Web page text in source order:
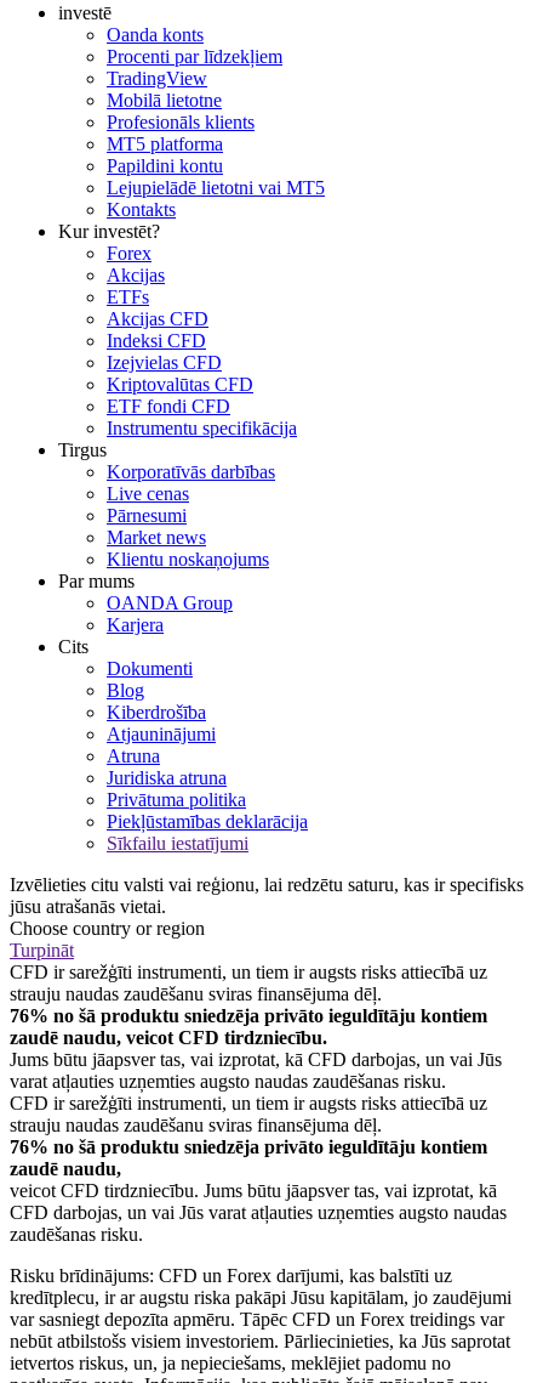
investē
Oanda konts
Procenti par līdzekļiem
TradingView
Mobilā lietotne
Profesionāls klients
MT5 platforma
Papildini kontu
Lejupielādē lietotni vai MT5
Kontakts
Kur investēt?
Forex
Akcijas
ETFs
Akcijas CFD
Indeksi CFD
Izejvielas CFD
Kriptovalūtas CFD
ETF fondi CFD
Instrumentu specifikācija
Tirgus
Korporatīvās darbības
Live cenas
Pārnesumi
Market news
Klientu noskaņojums
Par mums
OANDA Group
Karjera
Cits
Dokumenti
Blog
Kiberdrošība
Atjauninājumi
Atruna
Juridiska atruna
Privātuma politika
Piekļūstamības deklarācija
Sīkfailu iestatījumi
Izvēlieties citu valsti vai reģionu, lai redzētu saturu, kas ir specifisks
jūsu atrašanās vietai.
Choose country or region
Turpināt
CFD ir sarežģīti instrumenti, un tiem ir augsts risks attiecībā uz
strauju naudas zaudēšanu sviras finansējuma dēļ.
76% no šā produktu sniedzēja privāto ieguldītāju kontiem
zaudē naudu, veicot CFD tirdzniecību.
Jums būtu jāapsver tas, vai izprotat, kā CFD darbojas, un vai Jūs
varat atļauties uzņemties augsto naudas zaudēšanas risku.
CFD ir sarežģīti instrumenti, un tiem ir augsts risks attiecībā uz
strauju naudas zaudēšanu sviras finansējuma dēļ.
76% no šā produktu sniedzēja privāto ieguldītāju kontiem
zaudē naudu,
veicot CFD tirdzniecību. Jums būtu jāapsver tas, vai izprotat, kā
CFD darbojas, un vai Jūs varat atļauties uzņemties augsto naudas
zaudēšanas risku.
Risku brīdinājums: CFD un Forex darījumi, kas balstīti uz
kredītplecu, ir ar augstu riska pakāpi Jūsu kapitālam, jo zaudējumi
var sasniegt depozīta apmēru. Tāpēc CFD un Forex treidings var
nebūt atbilstošs visiem investoriem. Pārliecinieties, ka Jūs saprotat
ietvertos riskus, un, ja nepieciešams, meklējiet padomu no